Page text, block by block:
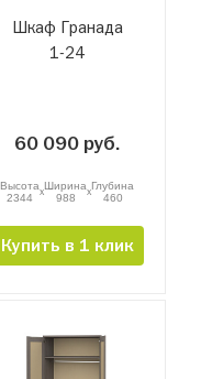
Шкаф Гранада
1-24
60 090 руб.
Высота
2344
xШирина
988
xГлубина
460
Купить в 1 клик